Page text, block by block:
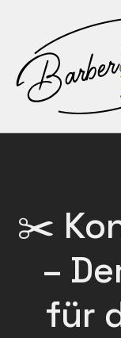
content
✂️
–
für